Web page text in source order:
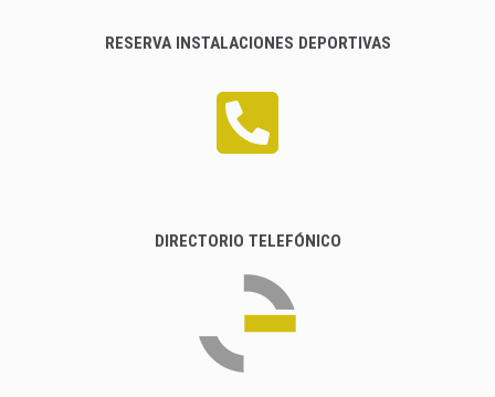
RESERVA INSTALACIONES DEPORTIVAS
DIRECTORIO TELEFÓNICO